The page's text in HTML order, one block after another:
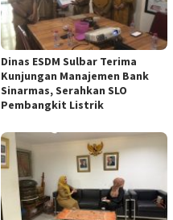
Dinas ESDM Sulbar Terima
Kunjungan Manajemen Bank
Sinarmas, Serahkan SLO
Pembangkit Listrik